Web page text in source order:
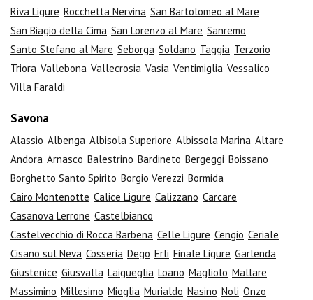
Riva Ligure Rocchetta Nervina San Bartolomeo al Mare
San Biagio della Cima San Lorenzo al Mare Sanremo
Santo Stefano al Mare Seborga Soldano Taggia Terzorio
Triora Vallebona Vallecrosia Vasia Ventimiglia Vessalico
Villa Faraldi
Savona
Alassio Albenga Albisola Superiore Albissola Marina Altare
Andora Arnasco Balestrino Bardineto Bergeggi Boissano
Borghetto Santo Spirito Borgio Verezzi Bormida
Cairo Montenotte Calice Ligure Calizzano Carcare
Casanova Lerrone Castelbianco
Castelvecchio di Rocca Barbena Celle Ligure Cengio Ceriale
Cisano sul Neva Cosseria Dego Erli Finale Ligure Garlenda
Giustenice Giusvalla Laigueglia Loano Magliolo Mallare
Massimino Millesimo Mioglia Murialdo Nasino Noli Onzo